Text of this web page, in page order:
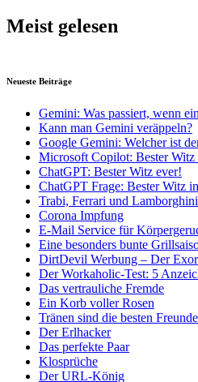
Meist gelesen
Neueste Beiträge
Gemini: Was passiert, wenn
Kann man Gemini veräppeln?
Google Gemini: Welcher ist
Microsoft Copilot: Bester Witz
ChatGPT: Bester Witz ever!
ChatGPT Frage: Bester Witz
Trabi, Ferrari und
Corona Impfung
E-Mail Service für
Eine besonders bunte
DirtDevil Werbung – Der
Der Workaholic-Test: 5
Das vertrauliche Fremde
Ein Korb voller Rosen
Tränen sind die besten Freunde
Der Erlhacker
Das perfekte Paar
Klosprüche
Der URL-König